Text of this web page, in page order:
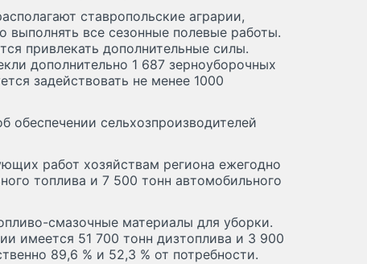
ставропольские аграрии,
выполнять все сезонные полевые работы.
привлекать дополнительные силы.
дополнительно 1 687 зерноуборочных
задействовать не менее 1000
обеспечении сельхозпроизводителей
работ хозяйствам региона ежегодно
топлива и 7 500 тонн автомобильного
смазочные материалы для уборки.
имеется 51 700 тонн дизтоплива и 3 900
89,6 % и 52,3 % от потребности.